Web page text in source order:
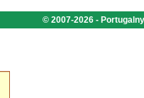
© 2007-2026 -